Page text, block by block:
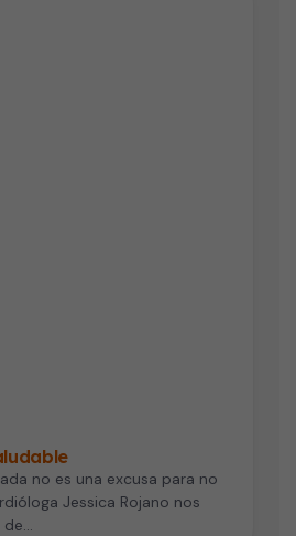
no es una excusa para no
Jessica Rojano nos